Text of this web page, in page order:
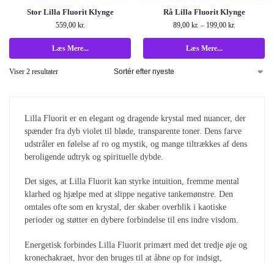
Stor Lilla Fluorit Klynge
559,00 kr.
Læs Mere...
Rå Lilla Fluorit Klynge
89,00 kr. – 199,00 kr.
Læs Mere...
Viser 2 resultater
Lilla Fluorit er en elegant og dragende krystal med nuancer, der
spænder fra dyb violet til bløde, transparente toner. Dens farve
udstråler en følelse af ro og mystik, og mange tiltrækkes af dens
beroligende udtryk og spirituelle dybde.
Det siges, at Lilla Fluorit kan styrke intuition, fremme mental
klarhed og hjælpe med at slippe negative tankemønstre. Den
omtales ofte som en krystal, der skaber overblik i kaotiske
perioder og støtter en dybere forbindelse til ens indre visdom.
Energetisk forbindes Lilla Fluorit primært med det tredje øje og
kronechakraet, hvor den bruges til at åbne op for indsigt,